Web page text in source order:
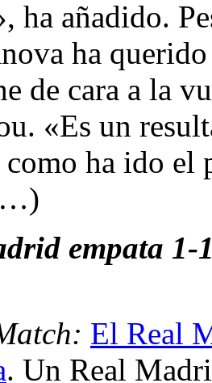
ha añadido.
ha
de cara a la
«Es un
ha ido el
empata 1-
El Real
. Un Real